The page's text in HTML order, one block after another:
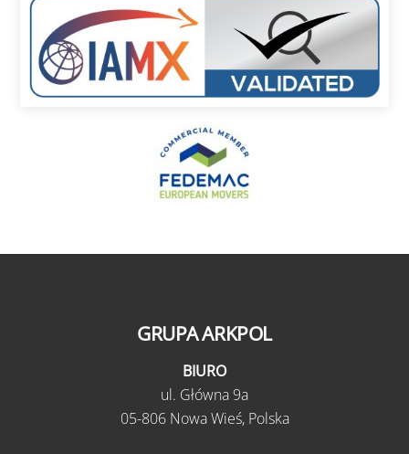
GRUPA ARKPOL
BIURO
ul. Główna 9a
05-806 Nowa Wieś, Polska